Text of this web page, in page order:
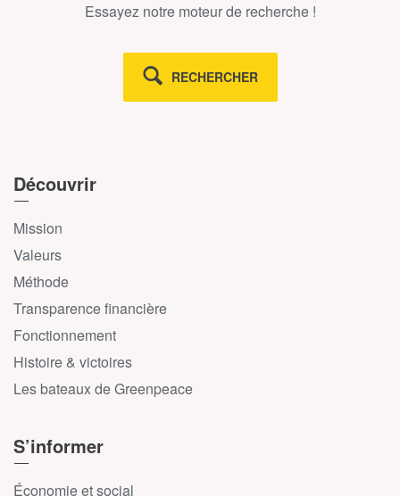
Essayez notre moteur de recherche !
RECHERCHER
Découvrir
Mission
Valeurs
Méthode
Transparence financière
Fonctionnement
Histoire & victoires
Les bateaux de Greenpeace
S’informer
Économie et social